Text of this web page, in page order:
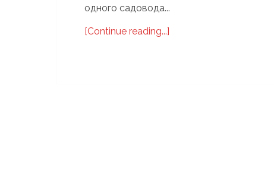
одного садовода...
[Continue reading...]